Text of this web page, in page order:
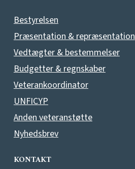
Bestyrelsen
Præsentation & repræsentation
Vedtægter & bestemmelser
Budgetter & regnskaber
Veterankoordinator
UNFICYP
Anden veteranstøtte
Nyhedsbrev
KONTAKT